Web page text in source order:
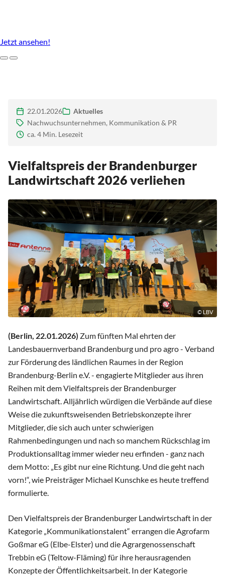
Jetzt ansehen!
ZurückWeiter
22.01.2026
Aktuelles
Nachwuchsunternehmen, Kommunikation & PR
ca. 4 Min. Lesezeit
Vielfaltspreis der Brandenburger
Landwirtschaft 2026 verliehen
© LBV
(Berlin, 22.01.2026) Zum fünften Mal ehrten der
Landesbauernverband Brandenburg und pro agro - Verband
zur Förderung des ländlichen Raumes in der Region
Brandenburg-Berlin e.V. - engagierte Mitglieder aus ihren
Reihen mit dem Vielfaltspreis der Brandenburger
Landwirtschaft. Alljährlich würdigen die Verbände auf diese
Weise die zukunftsweisenden Betriebskonzepte ihrer
Mitglieder, die sich auch unter schwierigen
Rahmenbedingungen und nach so manchem Rückschlag im
Produktionsalltag immer wieder neu erfinden - ganz nach
dem Motto: „Es gibt nur eine Richtung. Und die geht nach
vorn!“, wie Preisträger Michael Kunschke es heute treffend
formulierte.
Den Vielfaltspreis der Brandenburger Landwirtschaft in der
Kategorie „Kommunikationstalent“ errangen die Agrofarm
Goßmar eG (Elbe-Elster) und die Agrargenossenschaft
Trebbin eG (Teltow-Fläming) für ihre herausragenden
Konzepte der Öffentlichkeitsarbeit. In der Kategorie